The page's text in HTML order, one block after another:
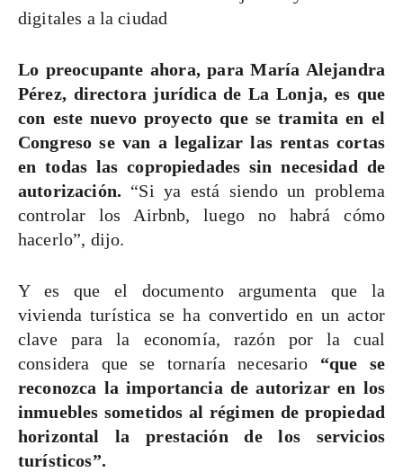
digitales a la ciudad
Lo preocupante ahora, para María Alejandra
Pérez, directora jurídica de La Lonja, es que
con este nuevo proyecto que se tramita en el
Congreso se van a legalizar las rentas cortas
en todas las copropiedades sin necesidad de
autorización. “Si ya está siendo un problema
controlar los Airbnb, luego no habrá cómo
hacerlo”, dijo.
Y es que el documento argumenta que la
vivienda turística se ha convertido en un actor
clave para la economía, razón por la cual
considera que se tornaría necesario “que se
reconozca la importancia de autorizar en los
inmuebles sometidos al régimen de propiedad
horizontal la prestación de los servicios
turísticos”.